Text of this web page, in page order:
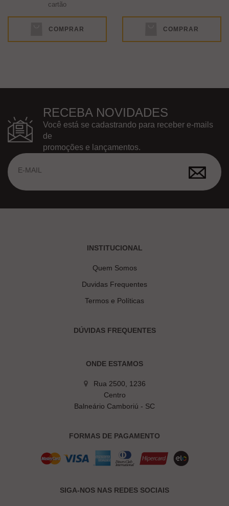
cartão
COMPRAR COMPRAR
RECEBA NOVIDADES
Você está se cadastrando para receber e-mails
de
promoções e lançamentos.
INSTITUCIONAL
Quem Somos
Duvidas Frequentes
Termos e Políticas
DÚVIDAS FREQUENTES
ONDE ESTAMOS
Rua 2500, 1236
Centro
Balneário Camboriú - SC
FORMAS DE PAGAMENTO
SIGA-NOS NAS REDES SOCIAIS